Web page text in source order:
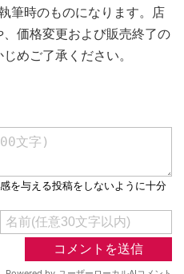
筆時のものになります。店
価格変更および販売終了の
めご了承ください。